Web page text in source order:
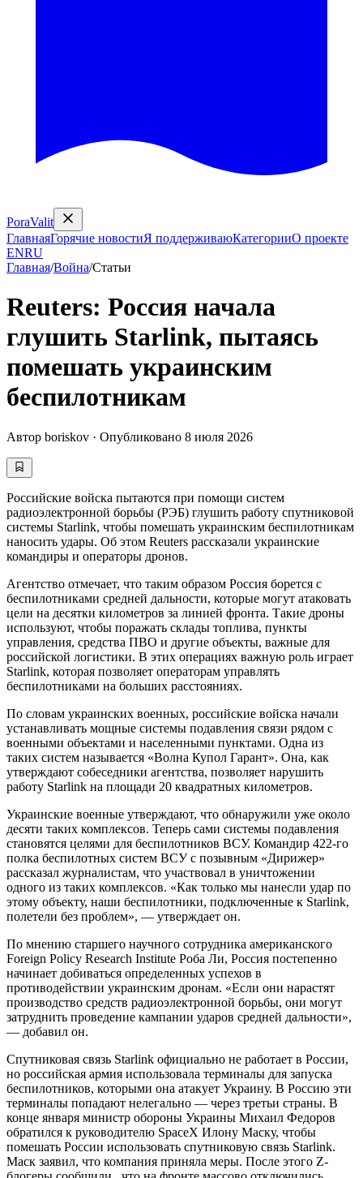
PoraValit
ГлавнаяГорячие новостиЯ поддерживаюКатегорииО проекте
ENRU
Главная/Война/Статьи
Reuters: Россия начала
глушить Starlink, пытаясь
помешать украинским
беспилотникам
Автор boriskov · Опубликовано 8 июля 2026
Российские войска пытаются при помощи систем
радиоэлектронной борьбы (РЭБ) глушить работу спутниковой
системы Starlink, чтобы помешать украинским беспилотникам
наносить удары. Об этом Reuters рассказали украинские
командиры и операторы дронов.
Агентство отмечает, что таким образом Россия борется с
беспилотниками средней дальности, которые могут атаковать
цели на десятки километров за линией фронта. Такие дроны
используют, чтобы поражать склады топлива, пункты
управления, средства ПВО и другие объекты, важные для
российской логистики. В этих операциях важную роль играет
Starlink, которая позволяет операторам управлять
беспилотниками на больших расстояниях.
По словам украинских военных, российские войска начали
устанавливать мощные системы подавления связи рядом с
военными объектами и населенными пунктами. Одна из
таких систем называется «Волна Купол Гарант». Она, как
утверждают собеседники агентства, позволяет нарушить
работу Starlink на площади 20 квадратных километров.
Украинские военные утверждают, что обнаружили уже около
десяти таких комплексов. Теперь сами системы подавления
становятся целями для беспилотников ВСУ. Командир 422-го
полка беспилотных систем ВСУ с позывным «Дирижер»
рассказал журналистам, что участвовал в уничтожении
одного из таких комплексов. «Как только мы нанесли удар по
этому объекту, наши беспилотники, подключенные к Starlink,
полетели без проблем», — утверждает он.
По мнению старшего научного сотрудника американского
Foreign Policy Research Institute Роба Ли, Россия постепенно
начинает добиваться определенных успехов в
противодействии украинским дронам. «Если они нарастят
производство средств радиоэлектронной борьбы, они могут
затруднить проведение кампании ударов средней дальности»,
— добавил он.
Спутниковая связь Starlink официально не работает в России,
но российская армия использовала терминалы для запуска
беспилотников, которыми она атакует Украину. В Россию эти
терминалы попадают нелегально — через третьи страны. В
конце января министр обороны Украины Михаил Федоров
обратился к руководителю SpaceX Илону Маску, чтобы
помешать России использовать спутниковую связь Starlink.
Маск заявил, что компания приняла меры. После этого Z-